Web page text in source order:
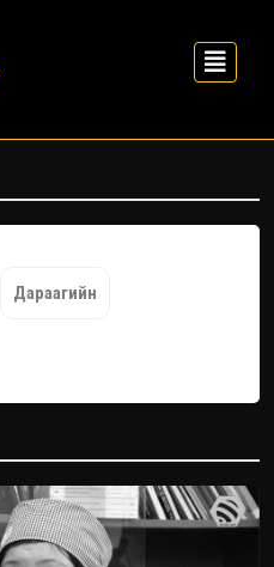
Дараагийн